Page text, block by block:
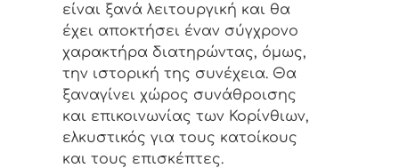
είναι ξανά λειτουργική και θα
έχει αποκτήσει έναν σύγχρονο
χαρακτήρα διατηρώντας, όμως,
την ιστορική της συνέχεια. Θα
ξαναγίνει χώρος συνάθροισης
και επικοινωνίας των Κορίνθιων,
ελκυστικός για τους κατοίκους
και τους επισκέπτες.